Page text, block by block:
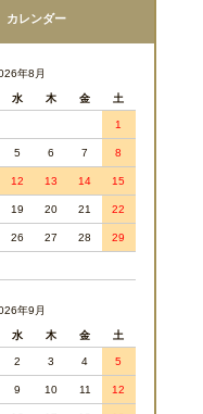
カレンダー
年8月
水 木 金 土
1
5 6 7 8
12 13 14 15
19 20 21 22
26 27 28 29
年9月
水 木 金 土
2 3 4 5
9 10 11 12